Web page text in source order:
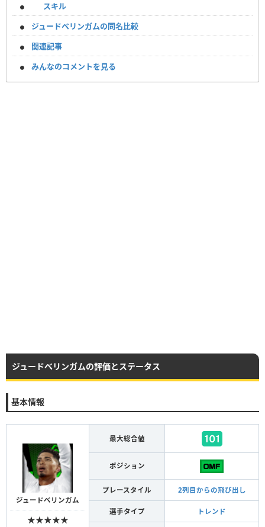
スキル
ジュードベリンガムの同名比較
関連記事
みんなのコメントを見る
ジュードベリンガムの評価とステータス
基本情報
ジュードベリンガム
★★★★★
最大総合値
ポジション
プレースタイル 2列目からの飛び出し
選手タイプ トレンド